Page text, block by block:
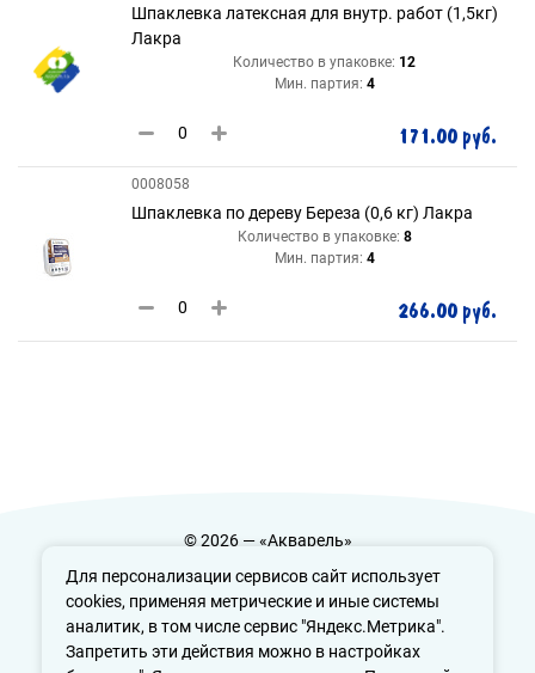
Для персонализации сервисов сайт использует
cookies, применяя метрические и иные системы
аналитик, в том числе сервис "Яндекс.Метрика".
Запретить эти действия можно в настройках
Шпаклевка латексная для внутр. работ (1,5кг)
Лакра
Количество в упаковке: 12
Мин. партия: 4
171.00 руб.
0008058
Шпаклевка по дереву Береза (0,6 кг) Лакра
Количество в упаковке: 8
Мин. партия: 4
266.00 руб.
© 2026 — «Акварель»
Политика конфиденциальности